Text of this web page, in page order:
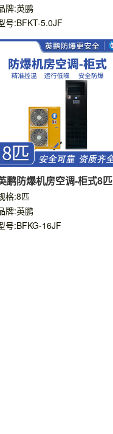
牌:英鹏
号:BFKT-5.0JF
鹏防爆机房空调-柜式8匹
格:8匹
牌:英鹏
号:BFKG-16JF